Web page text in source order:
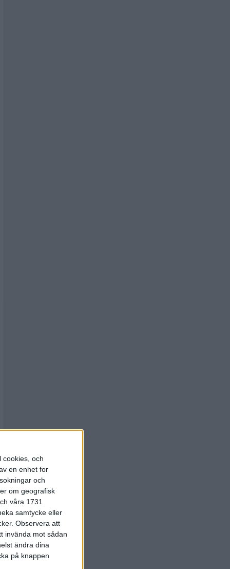
cookies, och
en enhet for
och
om geografisk
våra 1731
samtycke eller
Observera att
invända mot sådan
ändra dina
på knappen